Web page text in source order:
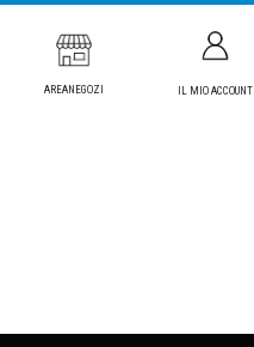
AREANEGOZI IL MIO ACCOUNT